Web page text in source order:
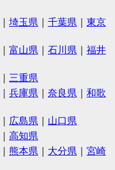
埼玉県 千葉県
東京
富山県 石川県
福井
三重県
兵庫県 奈良県
和歌
広島県
山口県
高知県
熊本県 大分県
宮崎